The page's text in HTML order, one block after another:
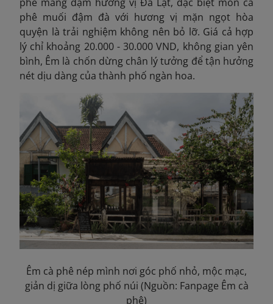
phê muối đậm đà với hương vị mặn ngọt hòa
quyện là trải nghiệm không nên bỏ lỡ. Giá cả hợp
lý chỉ khoảng 20.000 - 30.000 VND, không gian yên
bình, Êm là chốn dừng chân lý tưởng để tận hưởng
nét dịu dàng của thành phố ngàn hoa.
Êm cà phê nép mình nơi góc phố nhỏ, mộc mạc,
giản dị giữa lòng phố núi (Nguồn: Fanpage Êm cà
phê)